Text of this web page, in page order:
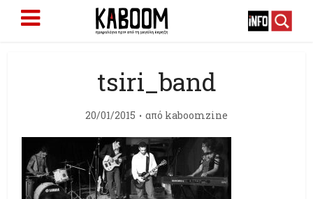
tsiri_band
20/01/2015 από kaboomzine